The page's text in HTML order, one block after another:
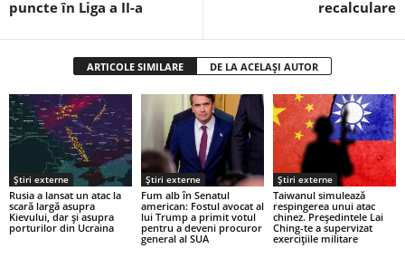
puncte în Liga a II-a
recalculare
ARTICOLE SIMILARE DE LA ACELAȘI AUTOR
Știri externe
Rusia a lansat un atac la
scară largă asupra
Kievului, dar și asupra
porturilor din Ucraina
Știri externe
Fum alb în Senatul
american: Fostul avocat al
lui Trump a primit votul
pentru a deveni procuror
general al SUA
Știri externe
Taiwanul simulează
respingerea unui atac
chinez. Președintele Lai
Ching-te a supervizat
exercițiile militare